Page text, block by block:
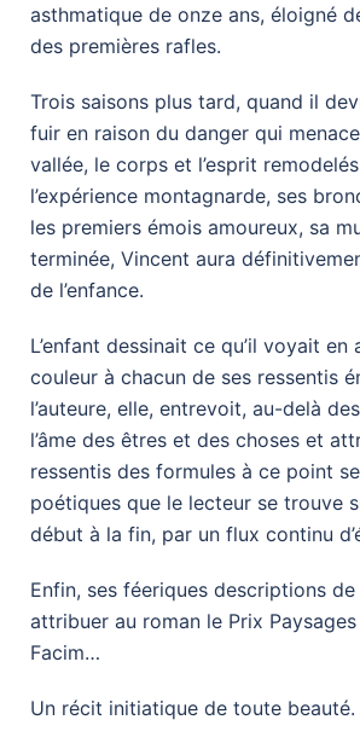
asthmatique de onze ans, éloigné
des premières rafles.
Trois saisons plus tard, quand il
fuir en raison du danger qui
vallée, le corps et l’esprit
l’expérience montagnarde, ses
les premiers émois amoureux, sa
terminée, Vincent aura
de l’enfance.
L’enfant dessinait ce qu’il voyait
couleur à chacun de ses ressentis
l’auteure, elle, entrevoit, au-delà
l’âme des êtres et des choses et
ressentis des formules à ce point
poétiques que le lecteur se trouve
début à la fin, par un flux continu
Enfin, ses féeriques descriptions
attribuer au roman le Prix
Facim…
Un récit initiatique de toute beauté.